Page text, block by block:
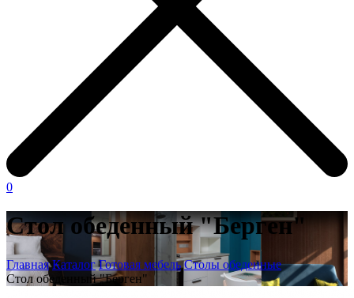
0
Стол обеденный "Берген"
Главная Каталог Готовая мебель Столы обеденные
Стол обеденный "Берген"